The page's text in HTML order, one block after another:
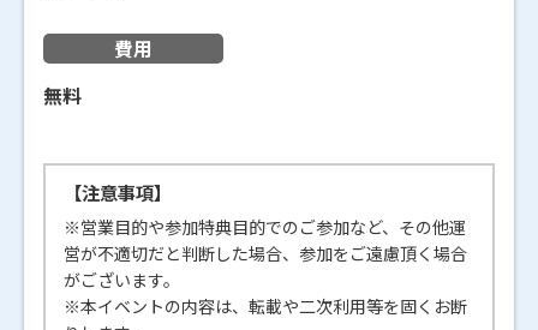
費用
無料
【注意事項】
※営業目的や参加特典目的でのご参加など、その他運
営が不適切だと判断した場合、参加をご遠慮頂く場合
がございます。
※本イベントの内容は、転載や二次利用等を固くお断